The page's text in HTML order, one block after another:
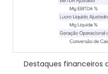
Destaques financeiros